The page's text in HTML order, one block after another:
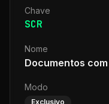
Chave
SCR
Nome
Documentos
Modo
Exclusivo